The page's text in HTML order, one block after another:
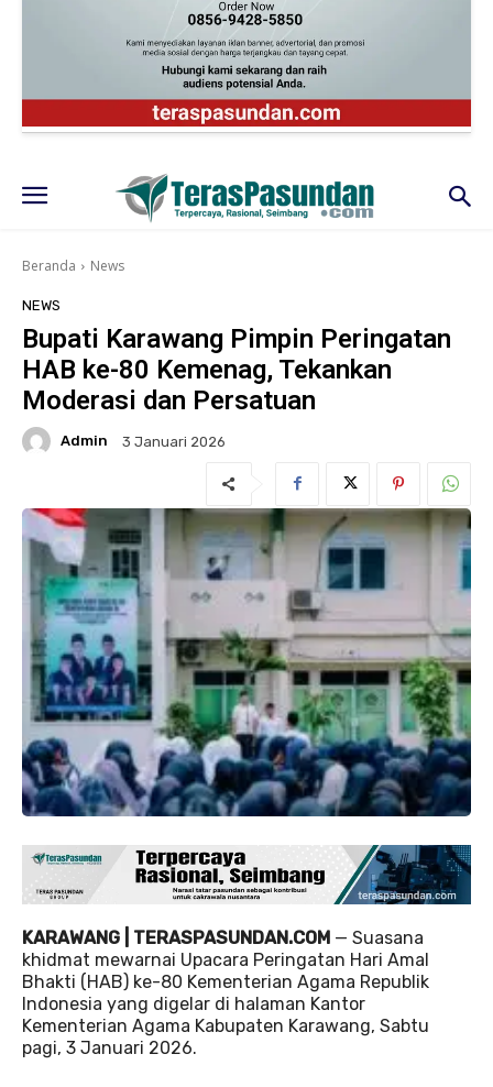
Beranda News
NEWS
Bupati Karawang Pimpin Peringatan
HAB ke-80 Kemenag, Tekankan
Moderasi dan Persatuan
Admin 3 Januari 2026
KARAWANG | TERASPASUNDAN.COM — Suasana
khidmat mewarnai Upacara Peringatan Hari Amal
Bhakti (HAB) ke-80 Kementerian Agama Republik
Indonesia yang digelar di halaman Kantor
Kementerian Agama Kabupaten Karawang, Sabtu
pagi, 3 Januari 2026.